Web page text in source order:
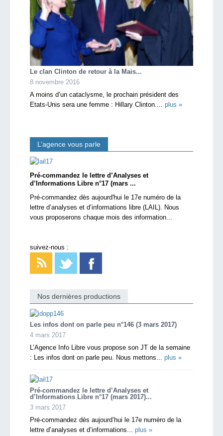
Le clan Clinton de retour à la Mais...
8 novembre 2016
A moins d’un cataclysme, le prochain président des
Etats-Unis sera une femme : Hillary Clinton.... plus »
L’agence vous parle
Pré-commandez le lettre d’Analyses et
d’Informations Libre n°17 (mars ...
Pré-commandez dès aujourd'hui le 17e numéro de la
lettre d’analyses et d’informations libre (LAIL). Nous
vous proposerons chaque mois des information...
suivez-nous :
Nos dernières productions
Les infos dont on parle peu n°146 (3 mars 2017)
4 mars 2017
L’Agence Info Libre vous propose son JT de la semaine
: Les infos dont on parle peu. Nous mettons... plus »
Pré-commandez le lettre d’Analyses et
d’Informations Libre n°17 (mars 2017)...
3 mars 2017
Pré-commandez dès aujourd’hui le 17e numéro de la
lettre d’analyses et d’informations... plus »